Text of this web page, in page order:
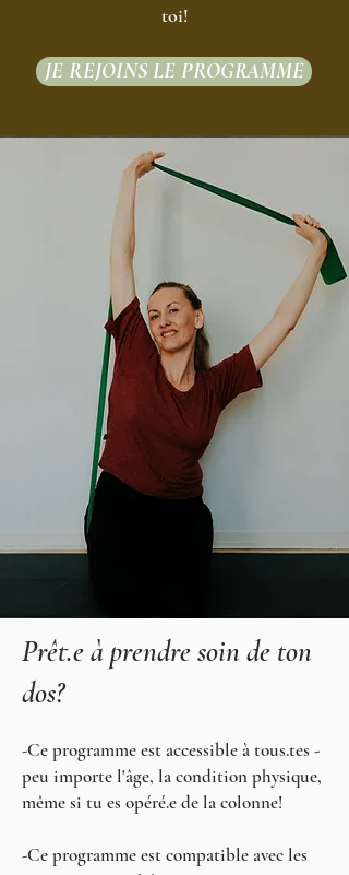
toi!
JE REJOINS LE PROGRAMME
Prêt.e à prendre soin de ton
dos?
-Ce programme est accessible à tous.tes -
peu importe l'âge, la condition physique,
même si tu es opéré.e de la colonne!
-Ce programme est compatible avec les